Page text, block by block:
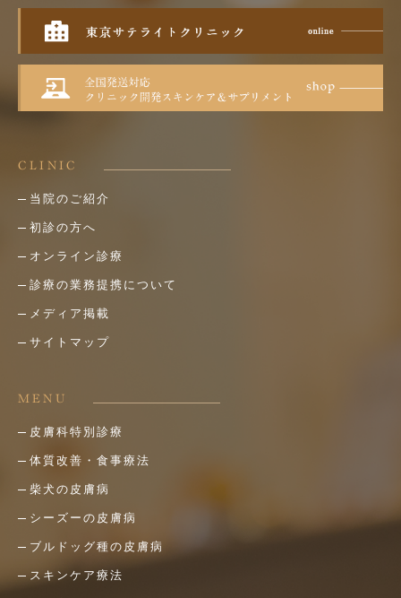
CLINIC
当院のご紹介
初診の方へ
オンライン診療
診療の業務提携について
メディア掲載
サイトマップ
MENU
皮膚科特別診療
体質改善・食事療法
柴犬の皮膚病
シーズーの皮膚病
ブルドッグ種の皮膚病
スキンケア療法